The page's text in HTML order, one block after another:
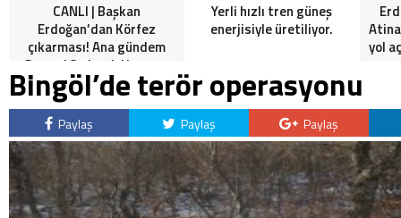
CANLI | Başkan
Erdoğan’dan Körfez
çıkarması! Ana gündem
Gazze | 3. durak Umman.
Yerli hızlı tren güneş
enerjisiyle üretiliyor.
yol
Bingöl’de terör operasyonu
Paylaş Paylaş Paylaş